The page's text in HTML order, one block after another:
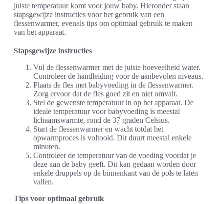
juiste temperatuur komt voor jouw baby. Hieronder staan
stapsgewijze instructies voor het gebruik van een
flessenwarmer, evenals tips om optimaal gebruik te maken
van het apparaat.
Stapsgewijze instructies
Vul de flessenwarmer met de juiste hoeveelheid water.
Controleer de handleiding voor de aanbevolen niveaus.
Plaats de fles met babyvoeding in de flessenwarmer.
Zorg ervoor dat de fles goed zit en niet omvalt.
Stel de gewenste temperatuur in op het apparaat. De
ideale temperatuur voor babyvoeding is meestal
lichaamswarmte, rond de 37 graden Celsius.
Start de flessenwarmer en wacht totdat het
opwarmproces is voltooid. Dit duurt meestal enkele
minuten.
Controleer de temperatuur van de voeding voordat je
deze aan de baby geeft. Dit kan gedaan worden door
enkele druppels op de binnenkant van de pols te laten
vallen.
Tips voor optimaal gebruik